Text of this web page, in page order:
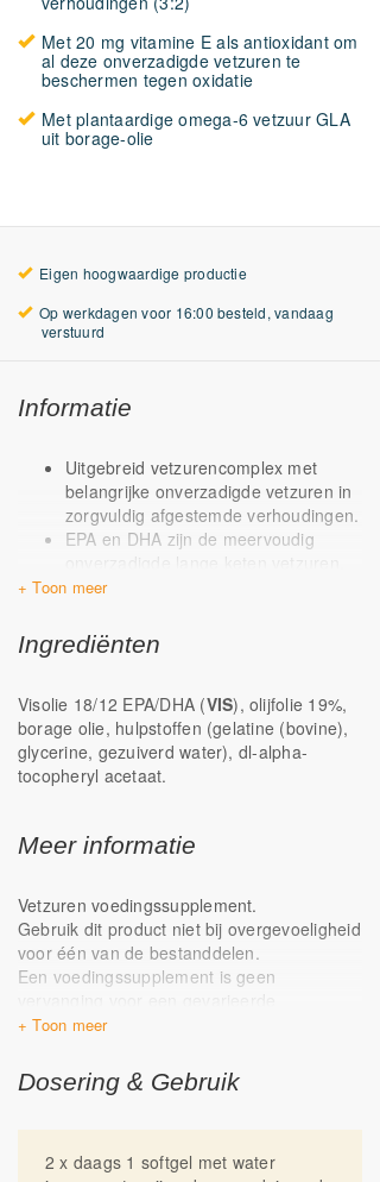
Met 20 mg vitamine E als antioxidant om
al deze onverzadigde vetzuren te
beschermen tegen oxidatie
Met plantaardige omega-6 vetzuur GLA
uit borage-olie
Eigen hoogwaardige productie
Op werkdagen voor 16:00 besteld, vandaag
verstuurd
Informatie
Uitgebreid vetzurencomplex met
belangrijke onverzadigde vetzuren in
zorgvuldig afgestemde verhoudingen.
EPA en DHA zijn de meervoudig
onverzadigde lange keten vetzuren,
veelal bekend uit vette vis.
omega-9 vetzuren en is van nature
rijk aan polyfenolen
Ingrediënten
Visolie 18/12 EPA/DHA (VIS), olijfolie 19%,
borage olie, hulpstoffen (gelatine (bovine),
glycerine, gezuiverd water), dl-alpha-
tocopheryl acetaat.
Meer informatie
Vetzuren voedingssupplement.
Gebruik dit product niet bij overgevoeligheid
voor één van de bestanddelen.
Een voedingssupplement is geen
voeding.Dit product is niet geschikt voor
Raadpleeg bij zwangerschap, lactatie,
ziekte en medicijngebruik altijd vóór gebruik
bewaren. Geproduceerd in Nederland.
Dosering & Gebruik
2 x daags 1 softgel met water